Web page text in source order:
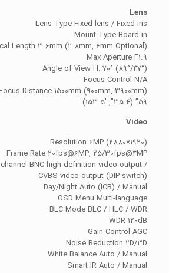
Lens
Lens Type Fixed lens / Fixed iris
Mount Type Board-in
Length 3.6mm (2.8mm, 6mm Optional)
Max Aperture F1.9
Angle of View H: 70° (89°/47°)
Focus Control N/A
Distance 1500mm (900mm, 3900mm)
59” (35.4”, 153.5′)
Video
Resolution 6MP (2880×1920)
Frame Rate 20fps@6MP, 25/30fps@4MP
BNC high definition video output /
CVBS video output (DIP switch)
Day/Night Auto (ICR) / Manual
OSD Menu Multi-language
BLC Mode BLC / HLC / WDR
WDR 120dB
Gain Control AGC
Noise Reduction 2D/3D
White Balance Auto / Manual
Smart IR Auto / Manual